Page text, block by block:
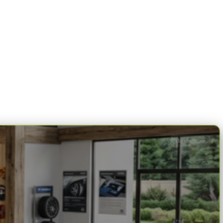
Dane ogólne